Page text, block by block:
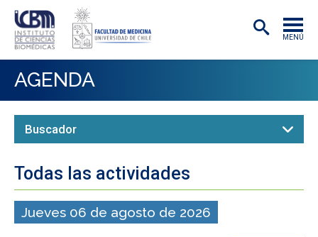
MENÚ
ACADÉMICAS/OS
POSTGRADO
PUBLICACIONES
AGENDA
Todas las actividades
Jueves 06 de agosto de 2026